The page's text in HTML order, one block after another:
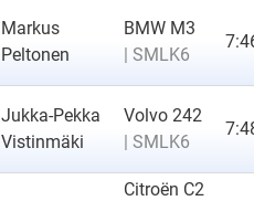
Markus
Peltonen
BMW M3
| SMLK6
Jukka-Pekka
Vistinmäki
Volvo 242
| SMLK6
Citroën C2